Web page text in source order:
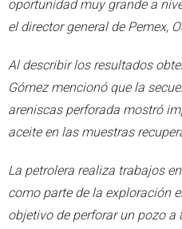
oportunidad muy grande a
el director general de Pemex,
Al describir los resultados
Gómez mencionó que la
areniscas perforada mostró
aceite en las muestras
La petrolera realiza trabajos
como parte de la exploración
objetivo de perforar un pozo a